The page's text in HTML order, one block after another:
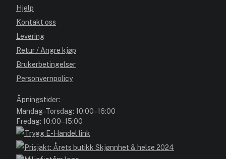
Hjelp
Kontakt oss
Levering
Retur / Angre kjøp
Brukerbetingelser
Personvernpolicy
Åpningstider:
Mandag–Torsdag: 10:00–16:00
Fredag: 10:00–15:00